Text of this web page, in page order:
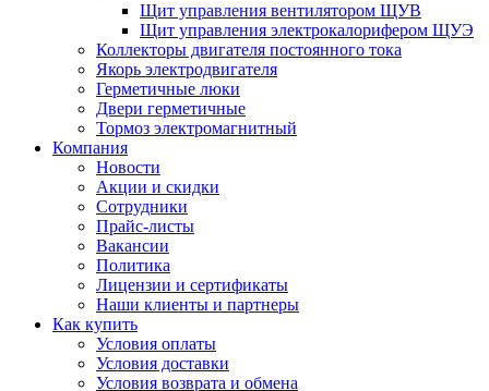
Щит управления вентилятором ЩУВ
Щит управления электрокалорифером ЩУЭ
Коллекторы двигателя постоянного тока
Якорь электродвигателя
Герметичные люки
Двери герметичные
Тормоз электромагнитный
Компания
Новости
Акции и скидки
Сотрудники
Прайс-листы
Вакансии
Политика
Лицензии и сертификаты
Наши клиенты и партнеры
Как купить
Условия оплаты
Условия доставки
Условия возврата и обмена